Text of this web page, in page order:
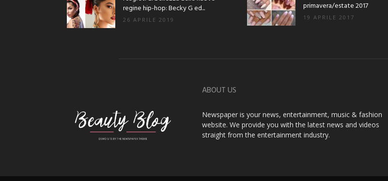
regine hip-hop: Becky G ed...
26 APRILE 2019
primavera/estate 2017
19 APRILE 2017
ABOUT US
Newspaper is your news, entertainment, music & fashion
website. We provide you with the latest news and videos
straight from the entertainment industry.